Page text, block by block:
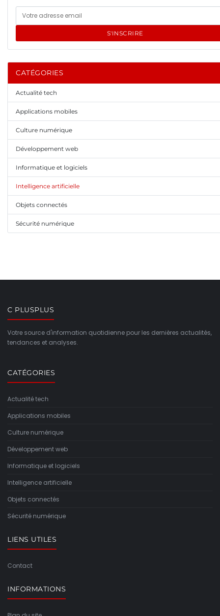
S'INSCRIRE
CATÉGORIES
Actualité tech
Applications mobiles
Culture numérique
Développement web
Informatique et logiciels
Intelligence artificielle
Objets connectés
Sécurité numérique
C PLUSPLUS
Votre source d'information quotidienne pour les dernières actualités,
tendances et analyses.
CATÉGORIES
Actualité tech
Applications mobiles
Culture numérique
Développement web
Informatique et logiciels
Intelligence artificielle
Objets connectés
Sécurité numérique
LIENS UTILES
Contact
INFORMATIONS